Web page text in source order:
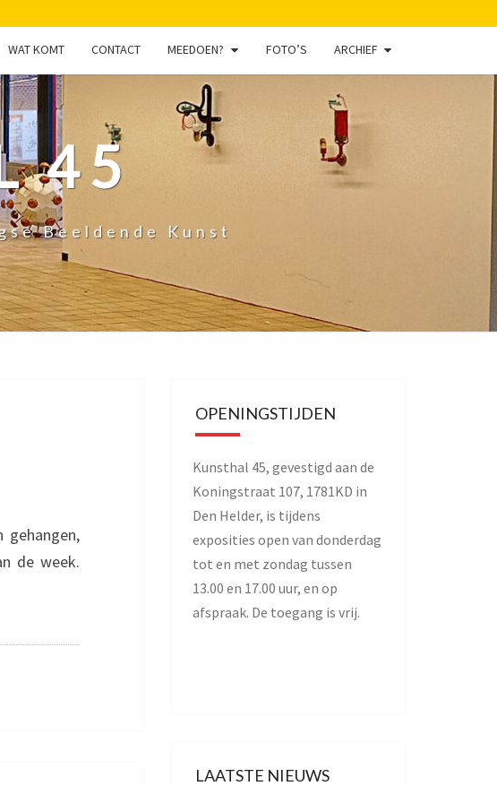
WAT KOMT CONTACT MEEDOEN? FOTO’S ARCHIEF
45
Beeldende Kunst
gehangen,
de week.
OPENINGSTIJDEN
Kunsthal 45, gevestigd aan de
Koningstraat 107, 1781KD in
Den Helder, is tijdens
exposities open van donderdag
tot en met zondag tussen
13.00 en 17.00 uur, en op
afspraak. De toegang is vrij.
LAATSTE NIEUWS